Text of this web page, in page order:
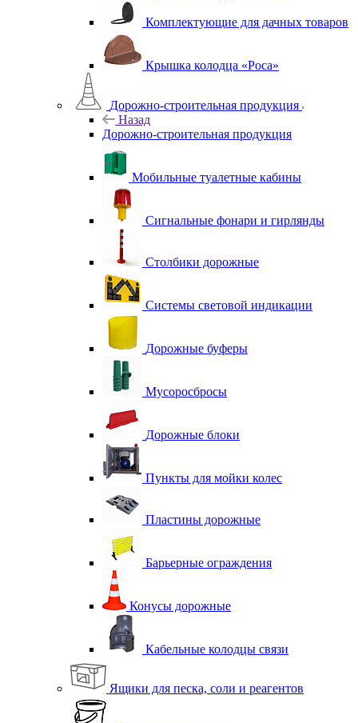
Комплектующие для дачных товаров
Крышка колодца «Роса»
Дорожно-строительная продукция
Назад
Дорожно-строительная продукция
Мобильные туалетные кабины
Сигнальные фонари и гирлянды
Столбики дорожные
Системы световой индикации
Дорожные буферы
Мусоросбросы
Дорожные блоки
Пункты для мойки колес
Пластины дорожные
Барьерные ограждения
Конусы дорожные
Кабельные колодцы связи
Ящики для песка, соли и реагентов